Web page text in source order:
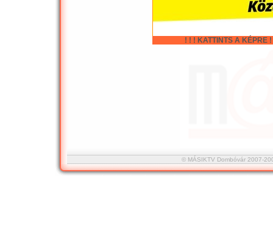
! ! ! KATTINTS A KÉPRE
© MÁSIKTV Dombóvár 2007-